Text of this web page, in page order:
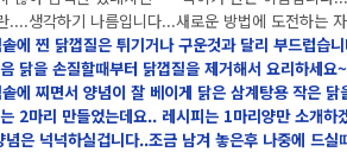
....생각하기 나름입니다...새로운 방법에 도전하는
에 찐 닭껍질은 튀기거나 구운것과 달리 부드럽습
닭을 손질할때부터 닭껍질을 제거해서 요리하세요
에 찌면서 양념이 잘 베이게 닭은 삼계탕용 작은 닭
2마리 만들었는데요.. 레시피는 1마리양만 소개하
은 넉넉하실겁니다..조금 남겨 놓은후 나중에 드실